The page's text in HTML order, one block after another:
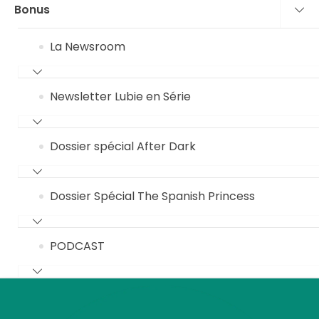
Bonus
La Newsroom
Newsletter Lubie en Série
Dossier spécial After Dark
Dossier Spécial The Spanish Princess
PODCAST